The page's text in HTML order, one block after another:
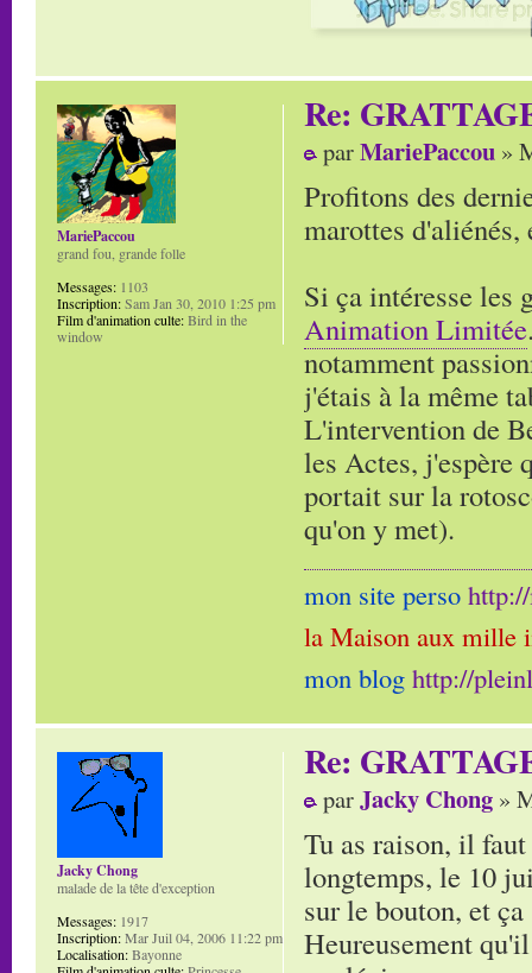
Re:
parMariePaccou »
Profitons des
marottes
Si ça intéresse les
Animation Limitée
notamment
j'étais à la même
L'intervention de
les Actes, j'espère
portait sur la
qu'on y met).
mon site perso
la Maison aux mille
mon blog http://
MariePaccou
grand fou, grande folle
Messages: 1103
Inscription:Sam Jan 30, 2010 1:25 pm
Film d'animation culte:Bird in the
window
Re:
parJacky Chong »
Tu as raison, il
longtemps, le 10
sur le bouton, et
Heureusement
Jacky Chong
malade de la tête d'exception
Messages: 1917
Inscription:Mar Juil 04, 2006 11:22 pm
Localisation:Bayonne